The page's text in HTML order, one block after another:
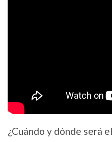
¿Cuándo y dónde será